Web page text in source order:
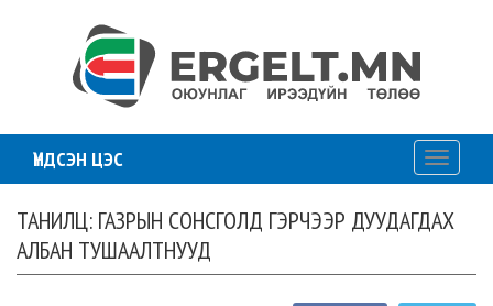
ҮНДСЭН ЦЭС
Toggle
ТАНИЛЦ: ГАЗРЫН СОНСГОЛД ГЭРЧЭЭР ДУУДАГДАХ
АЛБАН ТУШААЛТНУУД